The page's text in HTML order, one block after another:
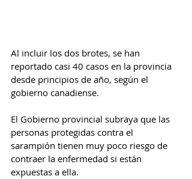
Al incluir los dos brotes, se han
reportado casi 40 casos en la provincia
desde principios de año, según el
gobierno canadiense.
El Gobierno provincial subraya que las
personas protegidas contra el
sarampión tienen muy poco riesgo de
contraer la enfermedad si están
expuestas a ella.